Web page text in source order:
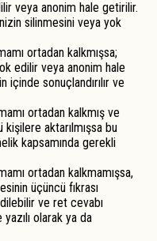
veya anonim hale getirilir.
silinmesini veya yok
ortadan kalkmışsa;
edilir veya anonim hale
sonuçlandırılır ve
ortadan kalkmış ve
aktarılmışsa bu
kapsamında gerekli
ortadan kalkmamışsa,
üçüncü fıkrası
ve ret cevabı
olarak ya da